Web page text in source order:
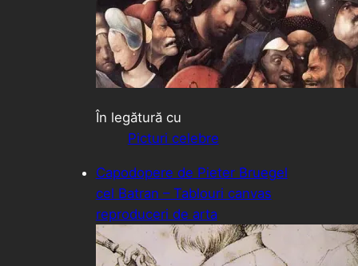
În legătură cu
Picturi celebre
Capodopere de Pieter Bruegel
cel Batran – Tablouri canvas
reproduceri de arta